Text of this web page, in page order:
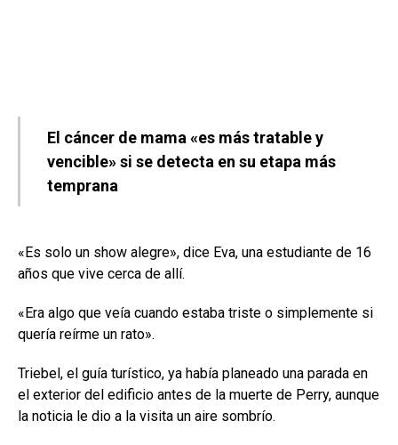
El cáncer de mama «es más tratable y
vencible» si se detecta en su etapa más
temprana
«Es solo un show alegre», dice Eva, una estudiante de 16
años que vive cerca de allí.
«Era algo que veía cuando estaba triste o simplemente si
quería reírme un rato».
Triebel, el guía turístico, ya había planeado una parada en
el exterior del edificio antes de la muerte de Perry, aunque
la noticia le dio a la visita un aire sombrío.